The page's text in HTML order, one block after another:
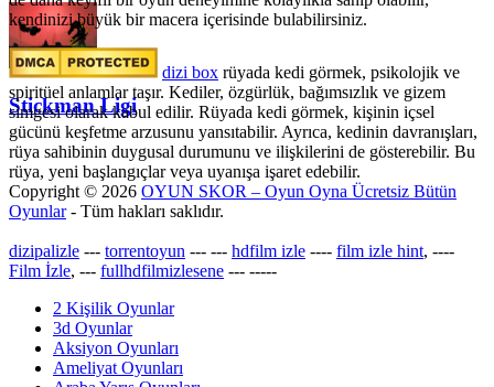
Stickman Ligi
kendinizi büyük bir macera içerisinde bulabilirsiniz.
dizi box rüyada kedi görmek​, psikolojik ve
spiritüel anlamlar taşır. Kediler, özgürlük, bağımsızlık ve gizem
simgesi olarak kabul edilir. Rüyada kedi görmek, kişinin içsel
gücünü keşfetme arzusunu yansıtabilir. Ayrıca, kedinin davranışları,
rüya sahibinin duygusal durumunu ve ilişkilerini de gösterebilir. Bu
rüya, yeni başlangıçlar veya uyanışa işaret edebilir.
Copyright © 2026 OYUN SKOR – Oyun Oyna Ücretsiz Bütün
Oyunlar- Tüm hakları saklıdır.
dizipalizle --- torrentoyun --- --- hdfilm izle ---- film izle hint, ----
Film İzle, --- fullhdfilmizlesene --- -----
2 Kişilik Oyunlar
3d Oyunlar
Aksiyon Oyunları
Ameliyat Oyunları